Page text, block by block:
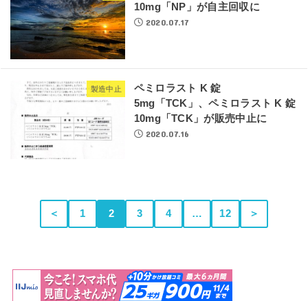
10mg「NP」が自主回収に
2020.07.17
製造中止
ペミロラスト K 錠
5mg「TCK」、ペミロラスト K 錠
10mg「TCK」が販売中止に
2020.07.16
＜ 1 2 3 4 … 12 ＞